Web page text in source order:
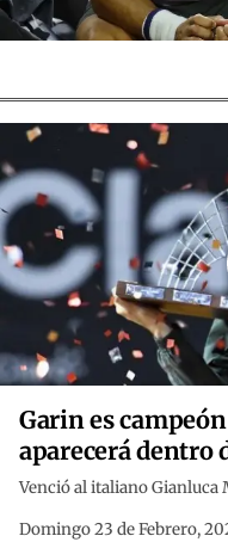
Garin es
aparecerá dentro
Venció al italiano Gianluca
Domingo 23 de Febrero,